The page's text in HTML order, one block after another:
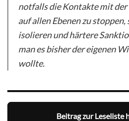
notfalls die Kontakte mit der
auf allen Ebenen zu
isolieren und härtere
man es bisher der eigenen
wollte.
Beitrag zur Leseliste